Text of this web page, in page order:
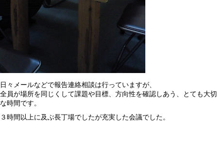
日々メールなどで報告連絡相談は行っていますが、
全員が場所を同じくして課題や目標、方向性を確認しあう、とても大切
な時間です。
３時間以上に及ぶ長丁場でしたが充実した会議でした。